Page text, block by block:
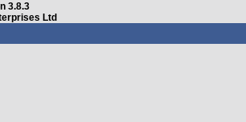
3.8.3
Ltd.